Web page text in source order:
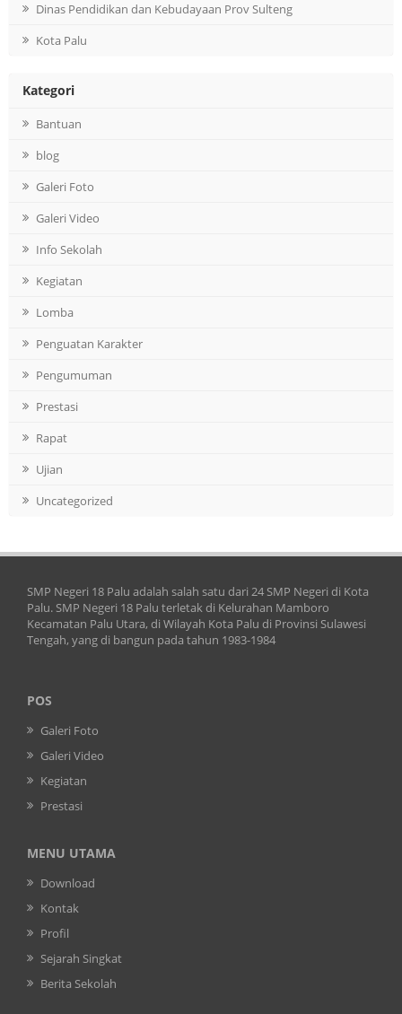
Dinas Pendidikan dan Kebudayaan Prov Sulteng
Kota Palu
Kategori
Bantuan
blog
Galeri Foto
Galeri Video
Info Sekolah
Kegiatan
Lomba
Penguatan Karakter
Pengumuman
Prestasi
Rapat
Ujian
Uncategorized
SMP Negeri 18 Palu adalah salah satu dari 24 SMP Negeri di Kota
Palu. SMP Negeri 18 Palu terletak di Kelurahan Mamboro
Kecamatan Palu Utara, di Wilayah Kota Palu di Provinsi Sulawesi
Tengah, yang di bangun pada tahun 1983-1984
POS
Galeri Foto
Galeri Video
Kegiatan
Prestasi
MENU UTAMA
Download
Kontak
Profil
Sejarah Singkat
Berita Sekolah